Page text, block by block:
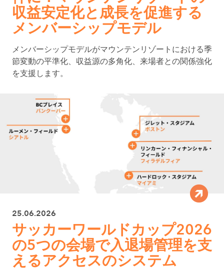
収益安定化と成長を促進する
メンバーシップモデル
メンバーシップモデルがマウンテンリゾートにおける季
節変動の平準化、収益源の多角化、来場者との関係強化
を支援します。
25.06.2026
サッカーワールドカップ2026
の5つの会場で入退場管理を支
えるアクセスのシステム